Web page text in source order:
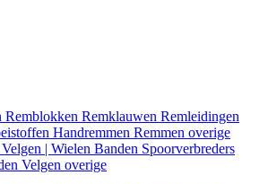
Remblokken Remklauwen Remleidingen
Handremmen Remmen overige
Velgen | Wielen Banden Spoorverbreders
Velgen overige